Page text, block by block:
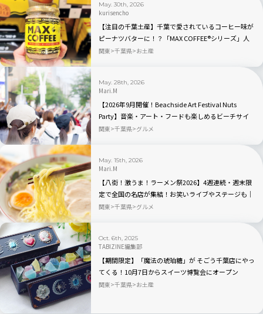
May. 30th, 2026
kurisencho
【注目の千葉土産】千葉で愛されているコーヒー味が
ピーナツバターに！？「MAX COFFEE®シリーズ」人
気TOP3もチェック！
関東 千葉県 お土産
May. 28th, 2026
Mari.M
【2026年9月開催！Beachside Art Festival Nuts
Party】音楽・アート・フードも楽しめるビーチサイ
ドフェス｜千葉ポートパーク
関東 千葉県 グルメ
May. 15th, 2026
Mari.M
【八街！激うま！ラーメン祭2026】4週連続・週末限
定で全国の名店が集結！お笑いライブやステージも｜
千葉県
関東 千葉県 グルメ
Oct. 6th, 2025
TABIZINE編集部
【期間限定】「魔法の琥珀糖」が そごう千葉店にやっ
てくる！10月7日からスイーツ博覧会にオープン
関東 千葉県 お土産